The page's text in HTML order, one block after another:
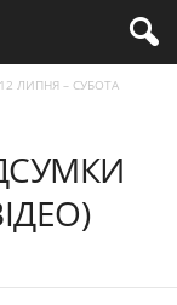
ЛИПНЯ – СУБОТА